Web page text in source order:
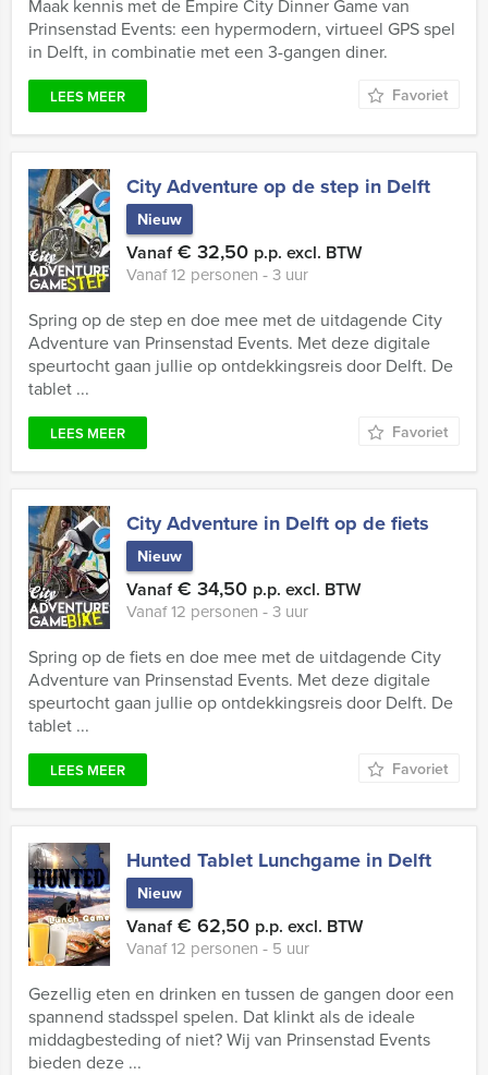
Maak kennis met de Empire City Dinner Game van
Prinsenstad Events: een hypermodern, virtueel GPS spel
in Delft, in combinatie met een 3-gangen diner.
LEES MEER Favoriet
City Adventure op de step in Delft
Nieuw
Vanaf€ 32,50 p.p. excl. BTW
Vanaf 12 personen ‐ 3 uur
Spring op de step en doe mee met de uitdagende City
Adventure van Prinsenstad Events. Met deze digitale
speurtocht gaan jullie op ontdekkingsreis door Delft. De
tablet ...
LEES MEER Favoriet
City Adventure in Delft op de fiets
Nieuw
Vanaf€ 34,50 p.p. excl. BTW
Vanaf 12 personen ‐ 3 uur
Spring op de fiets en doe mee met de uitdagende City
Adventure van Prinsenstad Events. Met deze digitale
speurtocht gaan jullie op ontdekkingsreis door Delft. De
tablet ...
LEES MEER Favoriet
Hunted Tablet Lunchgame in Delft
Nieuw
Vanaf€ 62,50 p.p. excl. BTW
Vanaf 12 personen ‐ 5 uur
Gezellig eten en drinken en tussen de gangen door een
spannend stadsspel spelen. Dat klinkt als de ideale
middagbesteding of niet? Wij van Prinsenstad Events
bieden deze ...